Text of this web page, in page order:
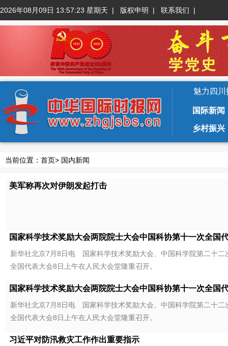
2026年08月09日 13:57:24 星期天 | 版权申明 | 联系我们 |
魅力四川
国际新闻
乡村振兴
当前位置： 首页> 国内新闻
美军称再次对伊朗发起打击
国家科学技术奖励大会两院院士大会中国科协第十一次全国
新华社北京7月8日电 国家科学技术奖励大会、中国科学院第二十
全国代表大会8日上午在人民大会堂隆重召开。
国家科学技术奖励大会两院院士大会中国科协第十一次全国
新华社北京7月8日电 国家科学技术奖励大会、中国科学院第二十
全国代表大会8日上午在人民大会堂隆重召开。
习近平对防汛救灾工作作出重要指示